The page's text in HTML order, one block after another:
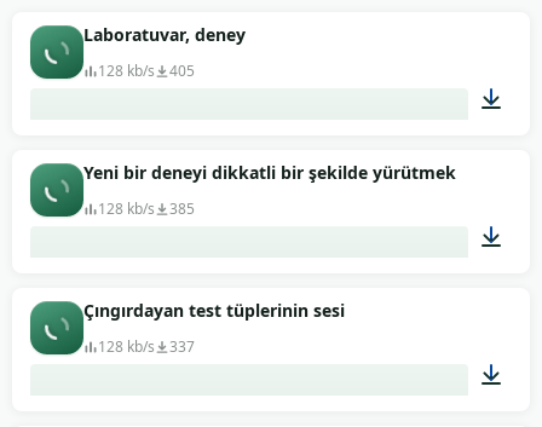
Laboratuvar, deney
128 kb/s 405
Yeni bir deneyi dikkatli bir şekilde yürütmek
128 kb/s 385
Çıngırdayan test tüplerinin sesi
128 kb/s 337